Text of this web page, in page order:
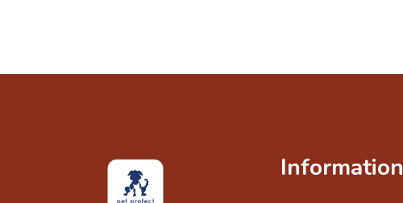
Information